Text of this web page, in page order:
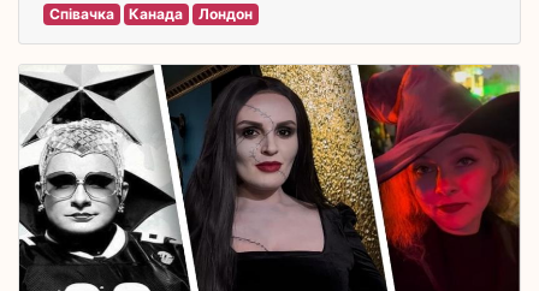
Співачка Канада Лондон